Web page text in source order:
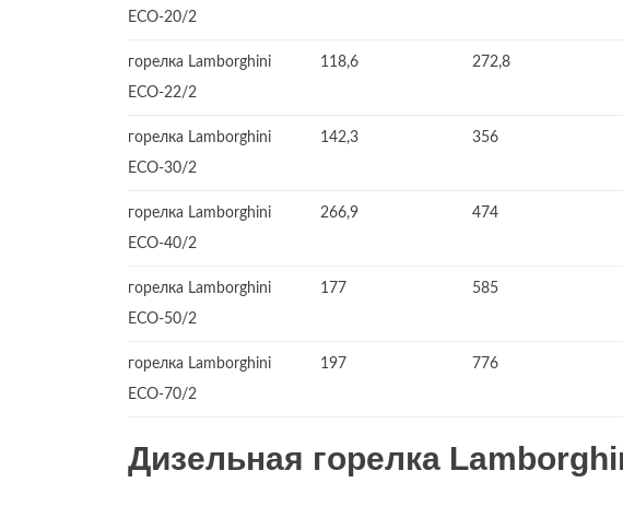
ECO-20/2
горелка Lamborghini
ECO-22/2
118,6 272,8
горелка Lamborghini
ECO-30/2
142,3 356
горелка Lamborghini
ECO-40/2
266,9 474
горелка Lamborghini
ECO-50/2
177 585
горелка Lamborghini
ECO-70/2
197 776
Дизельная горелка